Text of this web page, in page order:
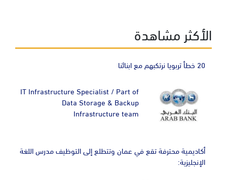
الأكثر مشاهدة
20 خطأ تربويا نرتكبهم مع ابنائنا
IT Infrastructure Specialist / Part of
Data Storage & Backup
Infrastructure team
أكاديمية محترفة تقع في عمان وتتطلع إلى التوظيف مدرس اللغة
الإنجليزية: